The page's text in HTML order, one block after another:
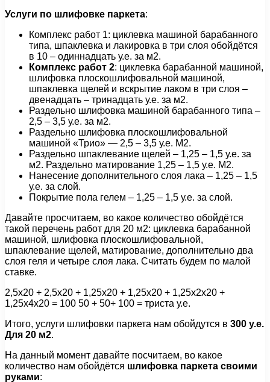
Услуги по шлифовке паркета:
Комплекс работ 1: циклевка машиной барабанного
типа, шпаклевка и лакировка в три слоя обойдётся
в 10 – одиннадцать у.е. за м2.
Комплекс работ 2: циклевка барабанной машиной,
шлифовка плоскошлифовальной машиной,
шпаклевка щелей и вскрытие лаком в три слоя –
двенадцать – тринадцать у.е. за м2.
Раздельно шлифовка машиной барабанного типа –
2,5 – 3,5 у.е. за м2.
Раздельно шлифовка плоскошлифовальной
машиной «Трио» — 2,5 – 3,5 у.е. М2.
Раздельно шпаклевание щелей – 1,25 – 1,5 у.е. за
м2. Раздельно матирование 1,25 – 1,5 у.е. М2.
Нанесение дополнительного слоя лака – 1,25 – 1,5
у.е. за слой.
Покрытие пола гелем – 1,25 – 1,5 у.е. за слой.
Давайте просчитаем, во какое количество обойдётся
такой перечень работ для 20 м2: циклевка барабанной
машиной, шлифовка плоскошлифовальной,
шпаклевание щелей, матирование, дополнительно два
слоя геля и четыре слоя лака. Считать будем по малой
ставке.
2,5х20 + 2,5х20 + 1,25х20 + 1,25х20 + 1,25х2х20 +
1,25х4х20 = 100 50 + 50+ 100 = триста у.е.
Итого, услуги шлифовки паркета нам обойдутся в 300 у.е.
Для 20 м2.
На данный момент давайте посчитаем, во какое
количество нам обойдётся шлифовка паркета своими
руками: